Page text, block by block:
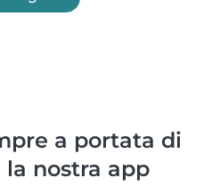
a portata di
la nostra app